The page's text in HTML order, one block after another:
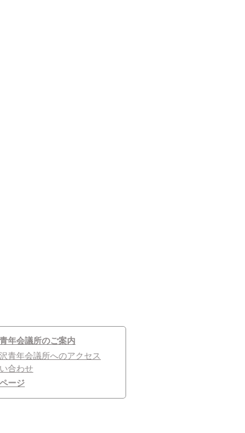
年会議所のご案内
青年会議所へのアクセス
合わせ
ージ